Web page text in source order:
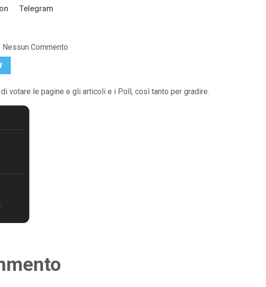
Telegram
Nessun Commento
votare le pagine e gli articoli e i Poll, così tanto per gradire.